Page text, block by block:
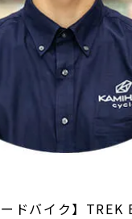
ードバイク】TREK